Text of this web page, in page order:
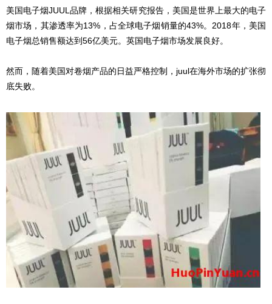
美国电子烟JUUL品牌，根据相关研究报告，美国是世界上最大的电子
烟市场，其渗透率为13%，占全球电子烟销量的43%。2018年，美国
电子烟总销售额达到56亿美元。英国电子烟市场发展良好。
然而，随着美国对卷烟产品的日益严格控制，juul在海外市场的扩张彻
底失败。